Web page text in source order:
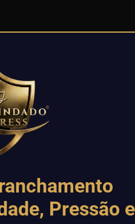
Pressão e